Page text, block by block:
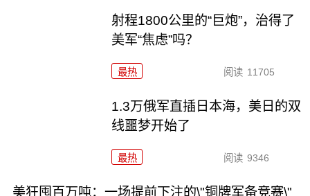
射程1800公里的“巨炮”，治得了
美军“焦虑”吗？
最热 阅读 11705
1.3万俄军直插日本海，美日的双
线噩梦开始了
最热 阅读 9346
美狂囤百万吨：一场提前下注的\"铜牌军备竞赛\"